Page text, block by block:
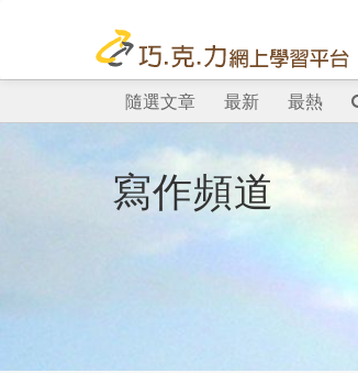
隨選文章 最新 最熱
寫作頻道